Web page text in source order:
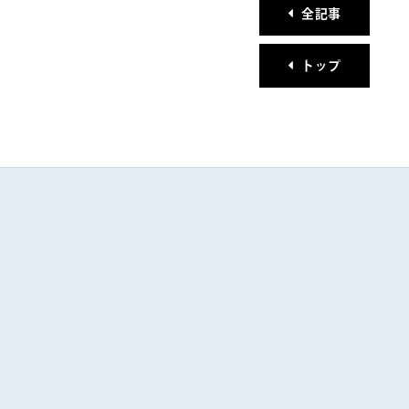
全記事
トップ